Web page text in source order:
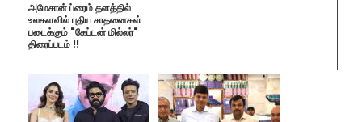
அமேசான் ப்ரைம் தளத்தில்
உலகளவில் புதிய சாதனைகள்
படைக்கும் "கேப்டன் மில்லர்"
திரைப்படம் !!